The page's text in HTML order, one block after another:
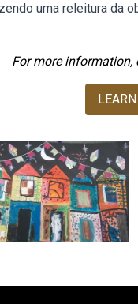
uma releitura da
For more information,